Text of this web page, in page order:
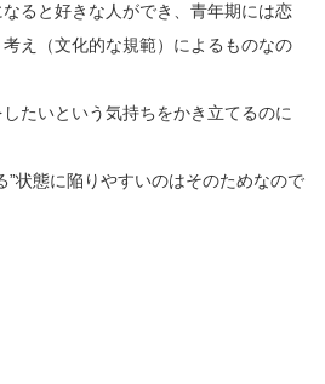
ると好きな人ができ、青年期には恋
え（文化的な規範）によるものなの
たいという気持ちをかき立てるのに
”状態に陥りやすいのはそのためなので